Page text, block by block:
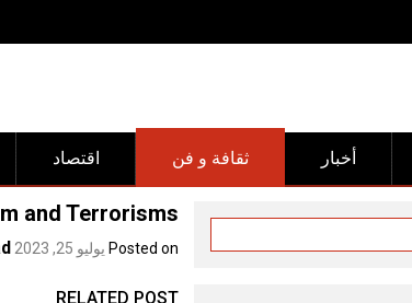
اقتصاد ثقافة و فن أخبار
and Terrorisms
Posted on يوليو 25, 2023 by
RELATED POST